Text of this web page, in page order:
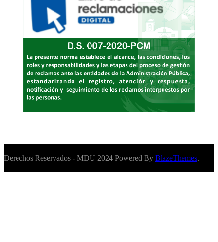
Derechos Reservados - MDU 2024 Powered By BlazeThemes.